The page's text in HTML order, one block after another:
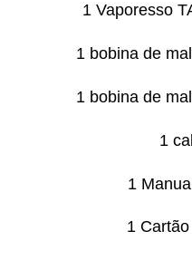
1 Vaporesso
1 bobina de
1 bobina de
1
1
1